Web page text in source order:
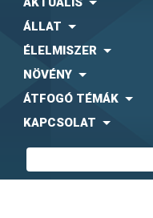
ÁLLAT
ÉLELMISZER
NÖVÉNY
ÁTFOGÓ TÉMÁK
KAPCSOLAT